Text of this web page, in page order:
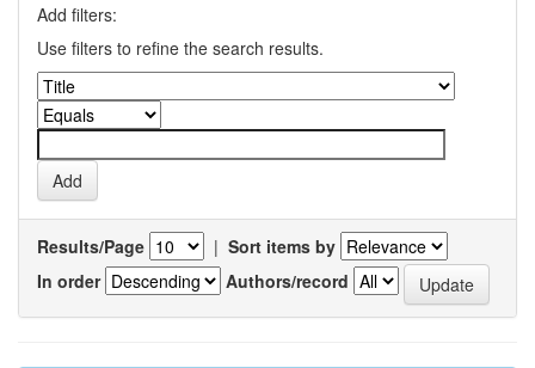
Add filters:
Use filters to refine the search results.
Results/Page | Sort items by
In order
Authors/record